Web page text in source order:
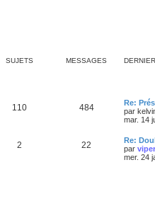
SUJETS MESSAGES
110 484
Re:
par
mar. 14
2 22
Re:
par
mer. 24